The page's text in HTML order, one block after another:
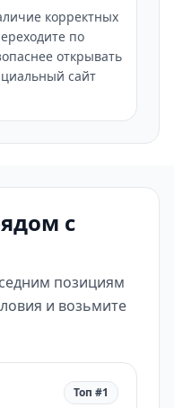
корректных
по
открывать
сайт
с
позициям
и возьмите
Топ #1